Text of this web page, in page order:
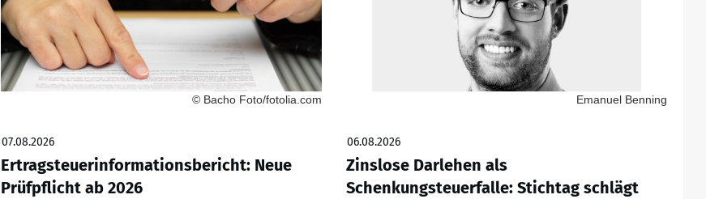
© Bacho Foto/fotolia.com
07.08.2026
Ertragsteuerinformationsbericht: Neue
Prüfpflicht ab 2026
Emanuel Benning
06.08.2026
Zinslose Darlehen als
Schenkungsteuerfalle: Stichtag schlägt